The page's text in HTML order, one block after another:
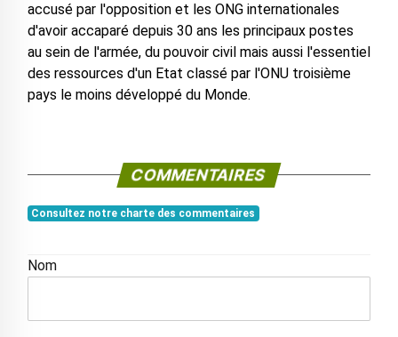
accusé par l'opposition et les ONG internationales
d'avoir accaparé depuis 30 ans les principaux postes
au sein de l'armée, du pouvoir civil mais aussi l'essentiel
des ressources d'un Etat classé par l'ONU troisième
pays le moins développé du Monde.
COMMENTAIRES
Consultez notre charte des commentaires
Nom